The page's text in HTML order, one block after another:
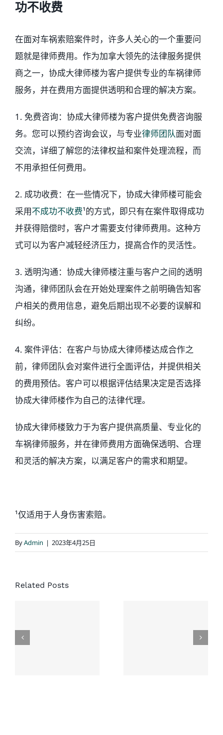
语言Languages
联络电话：(437) 990-0999
功不收费
在面对车祸索赔案件时，许多人关心的一个重要问
题就是律师费用。作为加拿大领先的法律服务提供
商之一，协成大律师楼为客户提供专业的车祸律师
服务，并在费用方面提供透明和合理的解决方案。
1. 免费咨询：协成大律师楼为客户提供免费咨询服
务。您可以预约咨询会议，与专业律师团队面对面
交流，详细了解您的法律权益和案件处理流程，而
不用承担任何费用。
2. 成功收费：在一些情况下，协成大律师楼可能会
采用不成功不收费¹的方式，即只有在案件取得成功
并获得赔偿时，客户才需要支付律师费用。这种方
式可以为客户减轻经济压力，提高合作的灵活性。
3. 透明沟通：协成大律师楼注重与客户之间的透明
沟通，律师团队会在开始处理案件之前明确告知客
户相关的费用信息，避免后期出现不必要的误解和
纠纷。
4. 案件评估：在客户与协成大律师楼达成合作之
前，律师团队会对案件进行全面评估，并提供相关
的费用预估。客户可以根据评估结果决定是否选择
协成大律师楼作为自己的法律代理。
协成大律师楼致力于为客户提供高质量、专业化的
车祸律师服务，并在律师费用方面确保透明、合理
和灵活的解决方案，以满足客户的需求和期望。
¹仅适用于人身伤害索赔。
ByAdmin | 2023年4月25日
Related Posts
大车祸对
方全责案